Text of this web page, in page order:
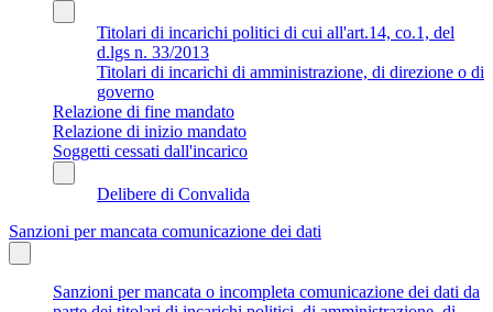
Titolari di incarichi politici di cui all'art.14, co.1, del
d.lgs n. 33/2013
Titolari di incarichi di amministrazione, di direzione o di
governo
Relazione di fine mandato
Relazione di inizio mandato
Soggetti cessati dall'incarico
Delibere di Convalida
Sanzioni per mancata comunicazione dei dati
Sanzioni per mancata o incompleta comunicazione dei dati da